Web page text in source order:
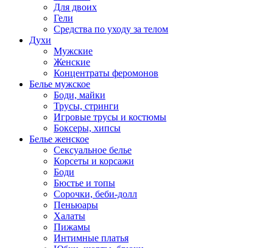
Для двоих
Гели
Средства по уходу за телом
Духи
Мужские
Женские
Концентраты феромонов
Белье мужское
Боди, майки
Трусы, стринги
Игровые трусы и костюмы
Боксеры, хипсы
Белье женское
Сексуальное белье
Корсеты и корсажи
Боди
Бюстье и топы
Сорочки, беби-долл
Пеньюары
Халаты
Пижамы
Интимные платья